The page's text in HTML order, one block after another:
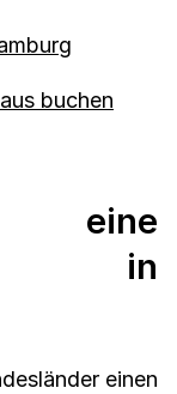
buchen
eine
in
einen